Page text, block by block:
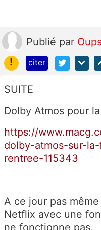
Publié par
!
citer
SUITE
Dolby Atmos pour
https://
dolby-atmos-sur-
rentree-115343
A ce jour pas
Netflix avec une
ne fonctionne pas.